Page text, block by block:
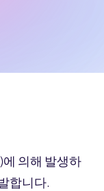
의해 발생하
합니다.